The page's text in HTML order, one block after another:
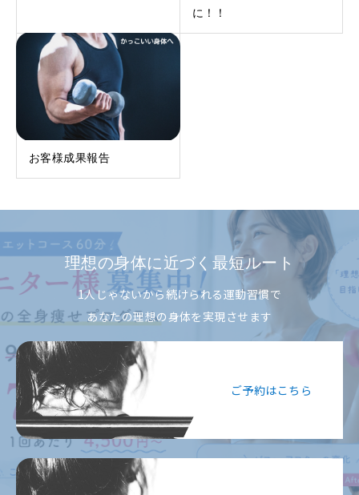
に！！
お客様成果報告
理想の身体に近づく最短ルート
1人じゃないから続けられる運動習慣で
あなたの理想の身体を実現させます
ご予約はこちら